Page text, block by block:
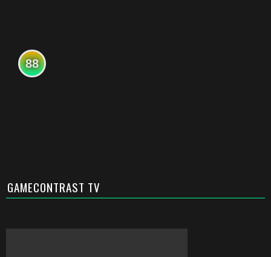
88
GAMECONTRAST TV